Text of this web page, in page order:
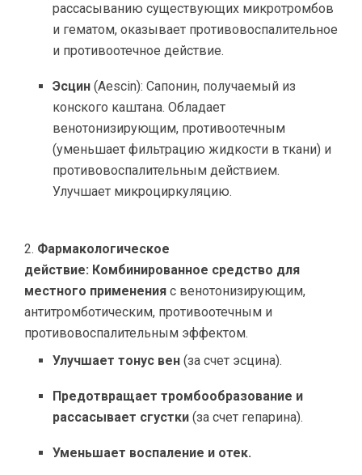
рассасыванию существующих микротромбов
и гематом, оказывает противовоспалительное
и противоотечное действие.
Эсцин (Aescin): Сапонин, получаемый из
конского каштана. Обладает
венотонизирующим, противоотечным
(уменьшает фильтрацию жидкости в ткани) и
противовоспалительным действием.
Улучшает микроциркуляцию.
Фармакологическое
действие: Комбинированное средство для
местного применения с венотонизирующим,
антитромботическим, противоотечным и
противовоспалительным эффектом.
Улучшает тонус вен (за счет эсцина).
Предотвращает тромбообразование и
рассасывает сгустки (за счет гепарина).
Уменьшает воспаление и отек.